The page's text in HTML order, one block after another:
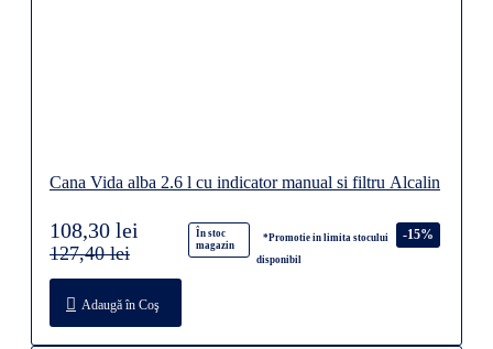
Cana Vida alba 2.6 l cu indicator manual si filtru Alcalin
În stoc
magazin
*Promotie in limita stocului
disponibil
-15%
108,30 lei
127,40 lei
Adaugă în Coş